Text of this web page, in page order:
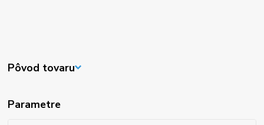
Pôvod tovaru
Parametre